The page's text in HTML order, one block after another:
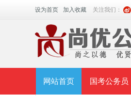
设为首页 加入收藏 关注我们：
网站首页 国考公务员